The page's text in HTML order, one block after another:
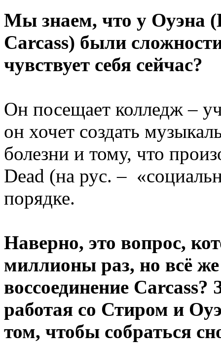
Мы знаем, что у Оуэна
Carcass) были
чувствует себя сейчас?
Он посещает колледж –
он хочет создать
болезни и тому, что
Dead (на рус. –
порядке.
Наверно, это вопрос,
миллионы раз, но всё
воссоединение
работая со Стиром и
том, чтобы собраться